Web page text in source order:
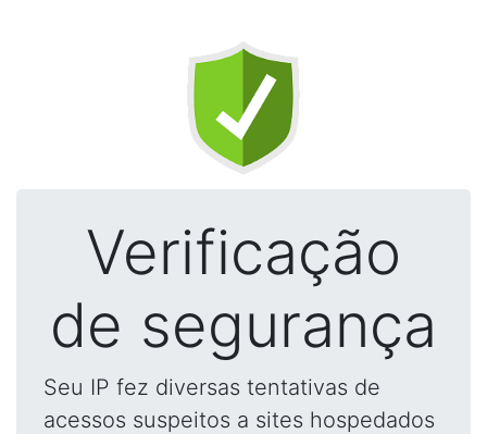
Verificação
de segurança
Seu IP fez diversas tentativas de
acessos suspeitos a sites hospedados